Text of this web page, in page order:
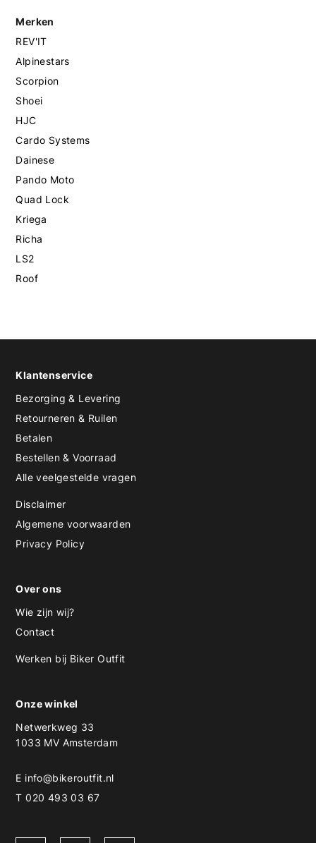
Merken
REV'IT
Alpinestars
Scorpion
Shoei
HJC
Cardo Systems
Dainese
Pando Moto
Quad Lock
Kriega
Richa
LS2
Roof
Klantenservice
Bezorging & Levering
Retourneren & Ruilen
Betalen
Bestellen & Voorraad
Alle veelgestelde vragen
Disclaimer
Algemene voorwaarden
Privacy Policy
Over ons
Wie zijn wij?
Contact
Werken bij Biker Outfit
Onze winkel
Netwerkweg 33
1033 MV Amsterdam
E info@bikeroutfit.nl
T 020 493 03 67